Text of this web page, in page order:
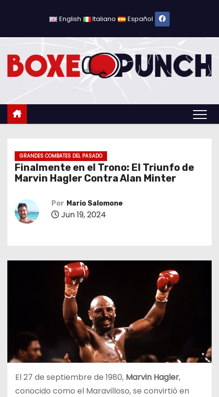
l
English Italiano Español
GRANDES COMBATES DEL PASADO
Finalmente en el Trono: El Triunfo de
Marvin Hagler Contra Alan Minter
Por Mario Salomone
Jun 19, 2024
El 27 de septiembre de 1980, Marvin Hagler,
conocido como el Maravilloso, se convirtió en